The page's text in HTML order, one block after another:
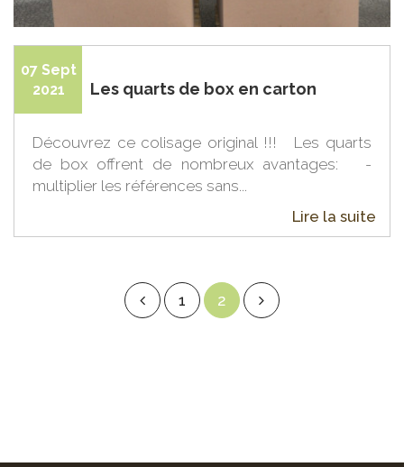
07 Sept
2021
Les quarts de box en carton
Découvrez ce colisage original !!! Les quarts
de box offrent de nombreux avantages: -
multiplier les références sans...
Lire la suite
1 2